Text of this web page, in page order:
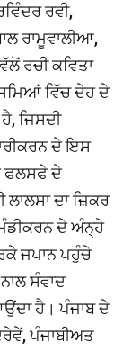
ਰਵੀ,
ਰਾਮੂਵਾਲੀਆ,
ਰਚੀ ਕਵਿਤਾ
ਵਿੱਚ ਦੇਹ ਦੇ
ਜਿਸਦੀ
ਦੇ ਇਸ
ਫਲਸਫੇ ਦੇ
ਦਾ ਜ਼ਿਕਰ
ਮੰਡੀਕਰਨ ਦੇ ਅੰਨ੍ਹੇ
ਜਪਾਨ ਪਹੁੰਚੇ
ਸੰਵਾਦ
ਹੈ। ਪੰਜਾਬ ਦੇ
ਪੰਜਾਬੀਅਤ